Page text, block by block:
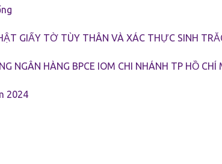
GIẤY TỜ TÙY THÂN VÀ XÁC THỰC SINH
NGÂN HÀNG BPCE IOM CHI NHÁNH TP HỒ CHÍ
2024